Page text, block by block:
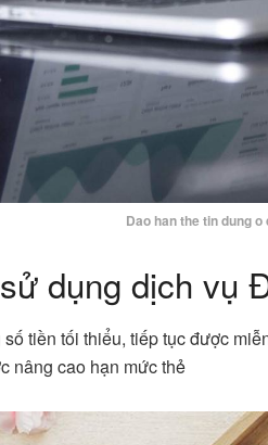
Dao han the tin dung o
dụng dịch vụ
tiền tối thiểu, tiếp tục được
nâng cao hạn mức thẻ